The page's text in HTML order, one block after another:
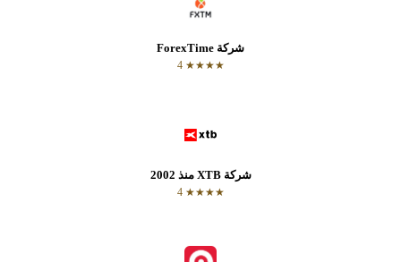
شركة ForexTime
★★★★ 4
شركة XTB منذ 2002
★★★★ 4